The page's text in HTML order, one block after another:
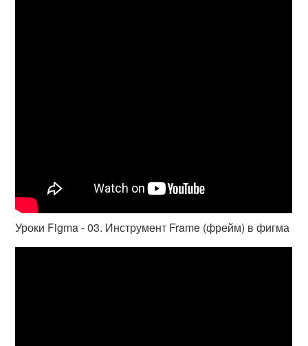
Уроки Figma - 03. Инструмент Frame (фрейм) в фигма